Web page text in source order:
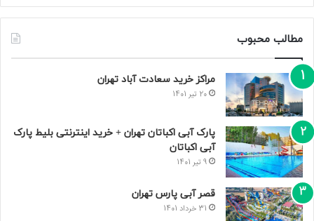
مطالب محبوب
مراکز خرید سعادت‌ آباد تهران
20 تیر 1401
پارک آبی اکباتان تهران + خرید اینترنتی بلیط پارک
آبی اکباتان
9 تیر 1401
قصر آبی پارس تهران
31 خرداد 1401